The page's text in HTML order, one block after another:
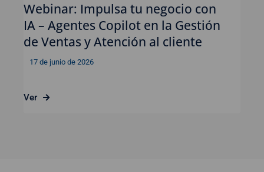
Webinar: Impulsa tu negocio con
IA – Agentes Copilot en la Gestión
de Ventas y Atención al cliente
17 de junio de 2026
Ver